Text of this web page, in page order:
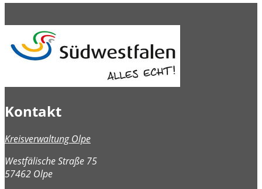
Kontakt
Kreisverwaltung Olpe
Westfälische Straße 75
57462 Olpe